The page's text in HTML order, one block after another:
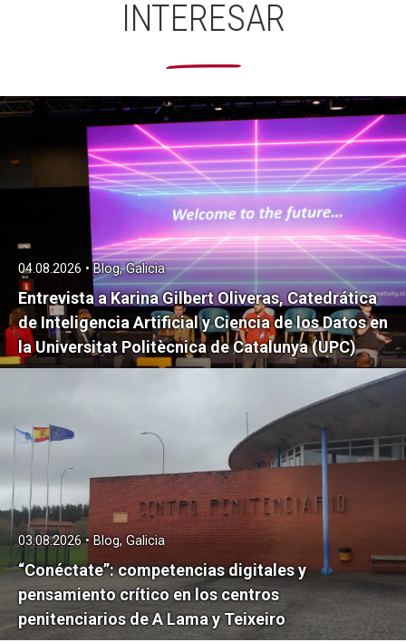
INTERESAR
Entrevista a Karina Gilbert Oliveras, Catedrática
de Inteligencia Artificial y Ciencia de los Datos en
la Universitat Politècnica de Catalunya (UPC)
04.08.2026 • Blog, Galicia
“Conéctate”: competencias digitales y
pensamiento crítico en los centros
penitenciarios de A Lama y Teixeiro
03.08.2026 • Blog, Galicia